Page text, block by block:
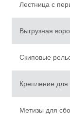
Лестница с
Выгрузная
Скиповые
Крепление для
Метизы для